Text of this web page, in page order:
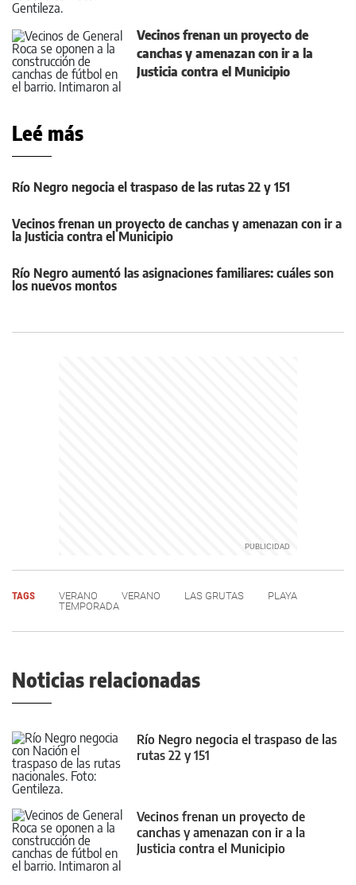
Vecinos frenan un proyecto de
canchas y amenazan con ir a la
Justicia contra el Municipio
Leé más
Río Negro negocia el traspaso de las rutas 22 y 151
Vecinos frenan un proyecto de canchas y amenazan con ir a
la Justicia contra el Municipio
Río Negro aumentó las asignaciones familiares: cuáles son
los nuevos montos
TAGS VERANO VERANO LAS GRUTAS
PLAYA
TEMPORADA
Noticias relacionadas
Río Negro negocia el traspaso de las
rutas 22 y 151
Vecinos frenan un proyecto de
canchas y amenazan con ir a la
Justicia contra el Municipio